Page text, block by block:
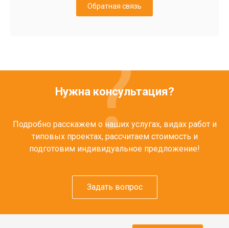
Обратная связь
Нужна консультация?
Подробно расскажем о наших услугах, видах работ и
типовых проектах, рассчитаем стоимость и
подготовим индивидуальное предложение!
Задать вопрос